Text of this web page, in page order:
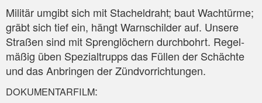
Mili­tär umgibt sich mit Sta­chel­draht; baut Wach­tür­me;
gräbt sich tief ein, hängt Warn­schil­der auf. Unse­re
Stra­ßen sind mit Spreng­lö­chern durch­bohrt. Regel­
mä­ßig üben Spe­zi­al­trupps das Fül­len der Schäch­te
und das Anbrin­gen der Zündvorrichtungen.
DOKUMENTARFILM: